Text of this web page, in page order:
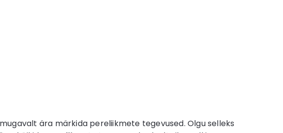
ära märkida pereliikmete tegevused. Olgu selleks